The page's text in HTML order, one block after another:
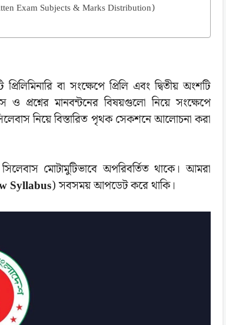
Exam Subjects & Marks Distribution)
বা সংক্ষেপে প্রিলি এবং দ্বিতীয় অংশটি
প্রশ্নের মানবন্টনের বিষয়গুলো নিয়ে সংক্ষেপে
নিয়ে বিস্তারিত পৃথক সেকশনে আলোচনা করা
মোটামুটিভাবে অপরিবর্তিত থাকে। আমরা
Syllabus) সবসময় আপডেট করে থাকি।